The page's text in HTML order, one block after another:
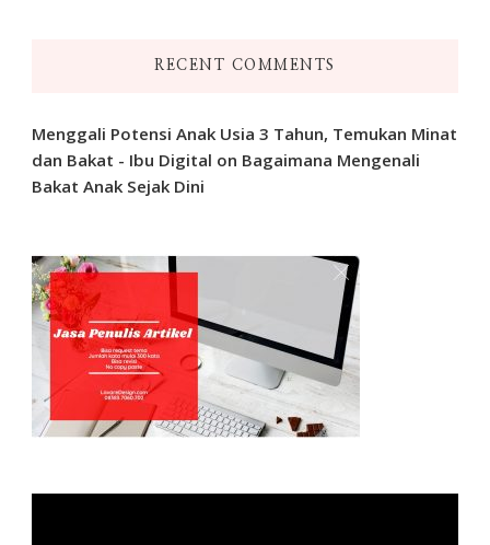
RECENT COMMENTS
Menggali Potensi Anak Usia 3 Tahun, Temukan Minat
dan Bakat - Ibu Digital on Bagaimana Mengenali
Bakat Anak Sejak Dini